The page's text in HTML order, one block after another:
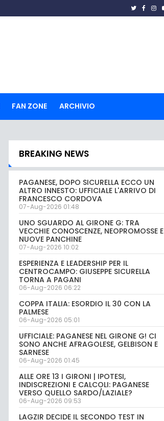
FAN ZONE ARCHIVIO
BREAKING NEWS
PAGANESE, DOPO SICURELLA ECCO UN
ALTRO INNESTO: UFFICIALE L'ARRIVO DI
FRANCESCO CORDOVA
07-Aug-2026 01:48
UNO SGUARDO AL GIRONE G: TRA
VECCHIE CONOSCENZE, NEOPROMOSSE E
NUOVE PANCHINE
07-Aug-2026 10:02
ESPERIENZA E LEADERSHIP PER IL
CENTROCAMPO: GIUSEPPE SICURELLA
TORNA A PAGANI
06-Aug-2026 06:22
COPPA ITALIA: ESORDIO IL 30 CON LA
PALMESE
06-Aug-2026 05:01
UFFICIALE: PAGANESE NEL GIRONE G! CI
SONO ANCHE AFRAGOLESE, GELBISON E
SARNESE
06-Aug-2026 01:45
ALLE ORE 13 I GIRONI | IPOTESI,
INDISCREZIONI E CALCOLI: PAGANESE
VERSO QUELLO SARDO/LAZIALE?
06-Aug-2026 09:53
LAGZIR DECIDE IL SECONDO TEST IN